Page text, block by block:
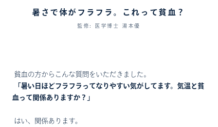
暑さで体がフラフラ。これって貧血？
監修: 医学博士 湯本優
貧血の方からこんな質問をいただきました。
「暑い日ほどフラフラってなりやすい気がしてます。気温と貧
血って関係ありますか？」
はい、関係あります。